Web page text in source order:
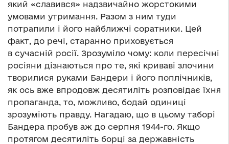
який «славився» надзвичайно жорстокими
умовами утримання. Разом з ним туди
потрапили і його найближчі соратники. Цей
факт, до речі, старанно приховується
в сучасній росії. Зрозуміло чому: коли пересічні
росіяни дізнаються про те, які криваві злочини
творилися руками Бандери і його поплічників,
як ось вже впродовж десятиліть розповідає їхня
пропаганда, то, можливо, бодай одиниці
зрозуміють правду. Нагадаю, що в цьому таборі
Бандера пробув аж до серпня 1944-го. Якщо
протягом десятиліть борці за державність